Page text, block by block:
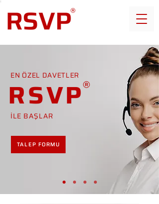
EN ÖZEL DAVETLER
RSVP
İLE BAŞLAR
TALEP FORMU